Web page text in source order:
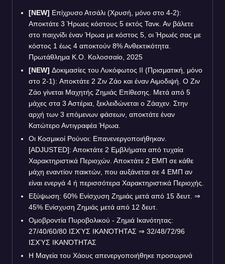
[NEW] Επίχρυσο Ατσάλι (Χρυσή, μόνο στο 4-2):
Αποκτάτε 3 Ήρωες κόστους 5 εκτός Τανκ. Αν βάλετε
στο παιχνίδι έναν Ήρωα με κόστος 5, οι Ήρωές σας με
κόστος 1 έως 4 αποκτούν 8% Ανθεκτικότητα.
Πρωτάθλημα K.O. Κολοσσαίο, 2025
[NEW] Δοκιμασίες του Λυκόφωτος II (Πρισματική, μόνο
στο 2-1): Αποκτάτε 2 Ζιν Ζάο και έναν Αιμοδιψή. Ο Ζιν
Ζάο γίνεται Μαχητής Ζημιάς Επίθεσης. Μετά από 5
μάχες στα 3 Αστέρια, ξεκλειδώνεται ο Ζάαχεν. Στην
αρχή των 3 επόμενων φάσεων, αποκτάτε έναν
Κατώτερο Αντιγραφέα Ήρωα.
Οι Κοσμικοί Ρούνοι: Επανενεργοποιήθηκαν.
[ADJUSTED]: Αποκτάτε 2 Εμβλήματα από τυχαία
Χαρακτηριστικά Περιοχών. Αποκτάτε 2 ΕΜΠ σε κάθε
μάχη εναντίον παικτών, που αυξάνεται σε 4 ΕΜΠ αν
είναι ενεργά 4 ή περισσότερα Χαρακτηριστικά Περιοχής.
Εξύψωση: 60% Ενίσχυση Ζημιάς μετά από 15 δευτ. ⇒
45% Ενίσχυση Ζημιάς μετά από 12 δευτ.
Ομοβροντία Πυροβολικού - Ζημιά Ικανότητας:
27/40/60/80 ΙΣΧΎΣ ΙΚΑΝΌΤΗΤΑΣ ⇒ 32/48/72/96
ΙΣΧΎΣ ΙΚΑΝΌΤΗΤΑΣ
Η Μαγεία του Χάους απενεργοποιήθηκε προσωρινά